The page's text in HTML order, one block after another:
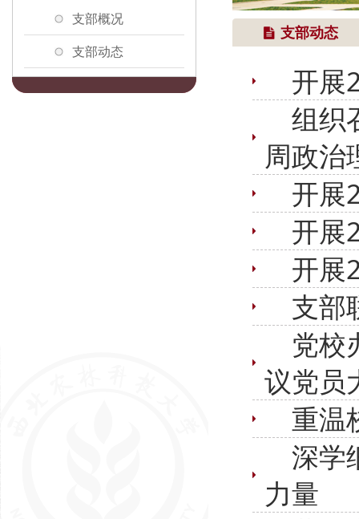
支部概况
支部动态
支部动态
开展
组织
周政治
开展
开展
开展
支部
党校
议党员
重温
深学
力量